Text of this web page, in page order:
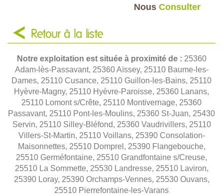
Nous Consulter
Retour à la liste
Notre exploitation est située à proximité de : 25360
Adam-lès-Passavant, 25360 Aïssey, 25110 Baume-les-
Dames, 25110 Cusance, 25110 Guillon-les-Bains, 25110
Hyèvre-Magny, 25110 Hyèvre-Paroisse, 25360 Lanans,
25110 Lomont s/Crête, 25110 Montivernage, 25360
Passavant, 25110 Pont-les-Moulins, 25360 St-Juan, 25430
Servin, 25110 Silley-Bléfond, 25360 Vaudrivillers, 25110
Villers-St-Martin, 25110 Voillans, 25390 Consolation-
Maisonnettes, 25510 Domprel, 25390 Flangebouche,
25510 Germéfontaine, 25510 Grandfontaine s/Creuse,
25510 La Sommette, 25530 Landresse, 25510 Laviron,
25390 Loray, 25390 Orchamps-Vennes, 25530 Ouvans,
25510 Pierrefontaine-les-Varans